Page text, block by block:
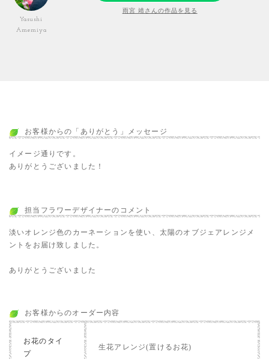
Yasushi
Amemiya
雨宮 靖さんの作品を見る
お客様からの「ありがとう」メッセージ
イメージ通りです。
ありがとうございました！
担当フラワーデザイナーのコメント
淡いオレンジ色のカーネーションを使い、太陽のオブジェアレンジメ
ントをお届け致しました。
ありがとうございました
お客様からのオーダー内容
お花のタイ
プ
生花アレンジ(置けるお花)